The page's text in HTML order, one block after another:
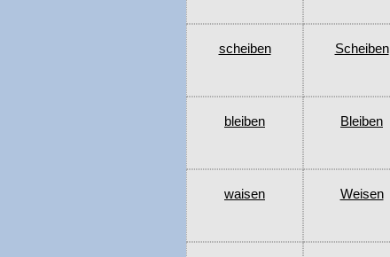
scheiben Scheiben
bleiben Bleiben
waisen Weisen